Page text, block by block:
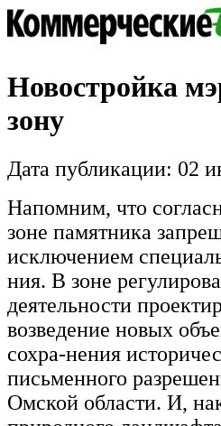
Новостройка
зону
Дата публикации: 02
Напомним, что
зоне памятника
исключением
ния. В зоне
деятельности
возведение новых
сохра-нения
письменного
Омской области. И,